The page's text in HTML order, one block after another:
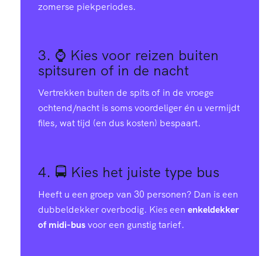
zomerse piekperiodes.
3. ⌚ Kies voor reizen buiten
spitsuren of in de nacht
Vertrekken buiten de spits of in de vroege
ochtend/nacht is soms voordeliger én u vermijdt
files, wat tijd (en dus kosten) bespaart.
4. 🚍 Kies het juiste type bus
Heeft u een groep van 30 personen? Dan is een
dubbeldekker overbodig. Kies een enkeldekker
of midi-busvoor een gunstig tarief.